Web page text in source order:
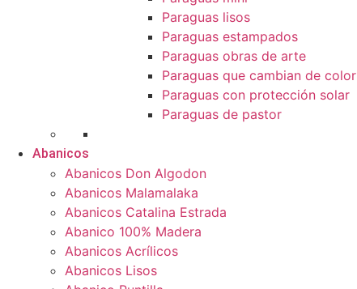
Paraguas lisos
Paraguas estampados
Paraguas obras de arte
Paraguas que cambian de color
Paraguas con protección solar
Paraguas de pastor
Abanicos
Abanicos Don Algodon
Abanicos Malamalaka
Abanicos Catalina Estrada
Abanico 100% Madera
Abanicos Acrílicos
Abanicos Lisos